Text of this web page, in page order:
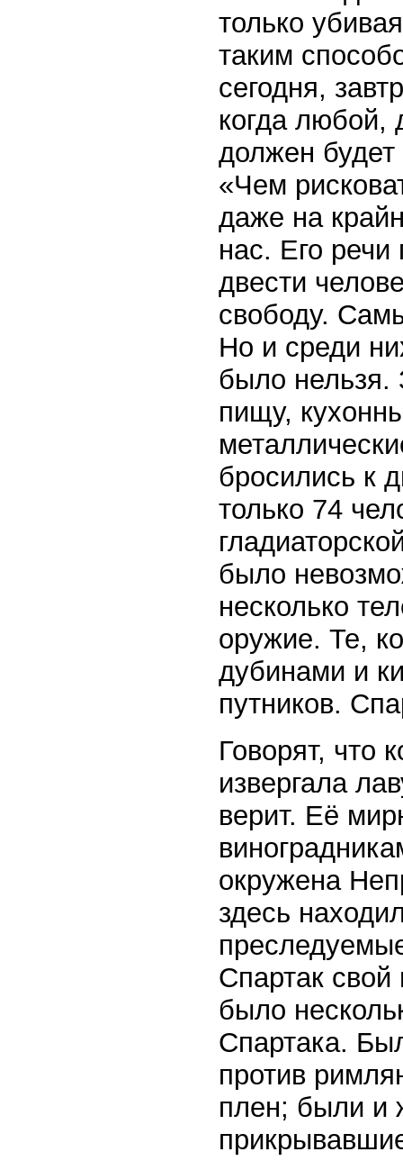
только
таким
сегодня,
когда любой,
должен будет
«Чем
даже на
нас. Его
двести
свободу.
Но и среди
было нельзя.
пищу,
бросились к
только 74
было
несколько
оружие. Те,
дубинами и
путников.
Говорят, что
извергала
верит. Её
окружена
здесь
Спартак свой
было
Спартака.
против
плен; были и